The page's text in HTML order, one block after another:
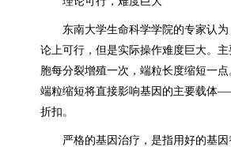
东南大学生命科学学院的专家认为
论上可行，但是实际操作难度巨大。
胞每分裂增殖一次，端粒长度缩短一
端粒缩短将直接影响基因的主要载体
折扣。
严格的基因治疗，是指用好的基因